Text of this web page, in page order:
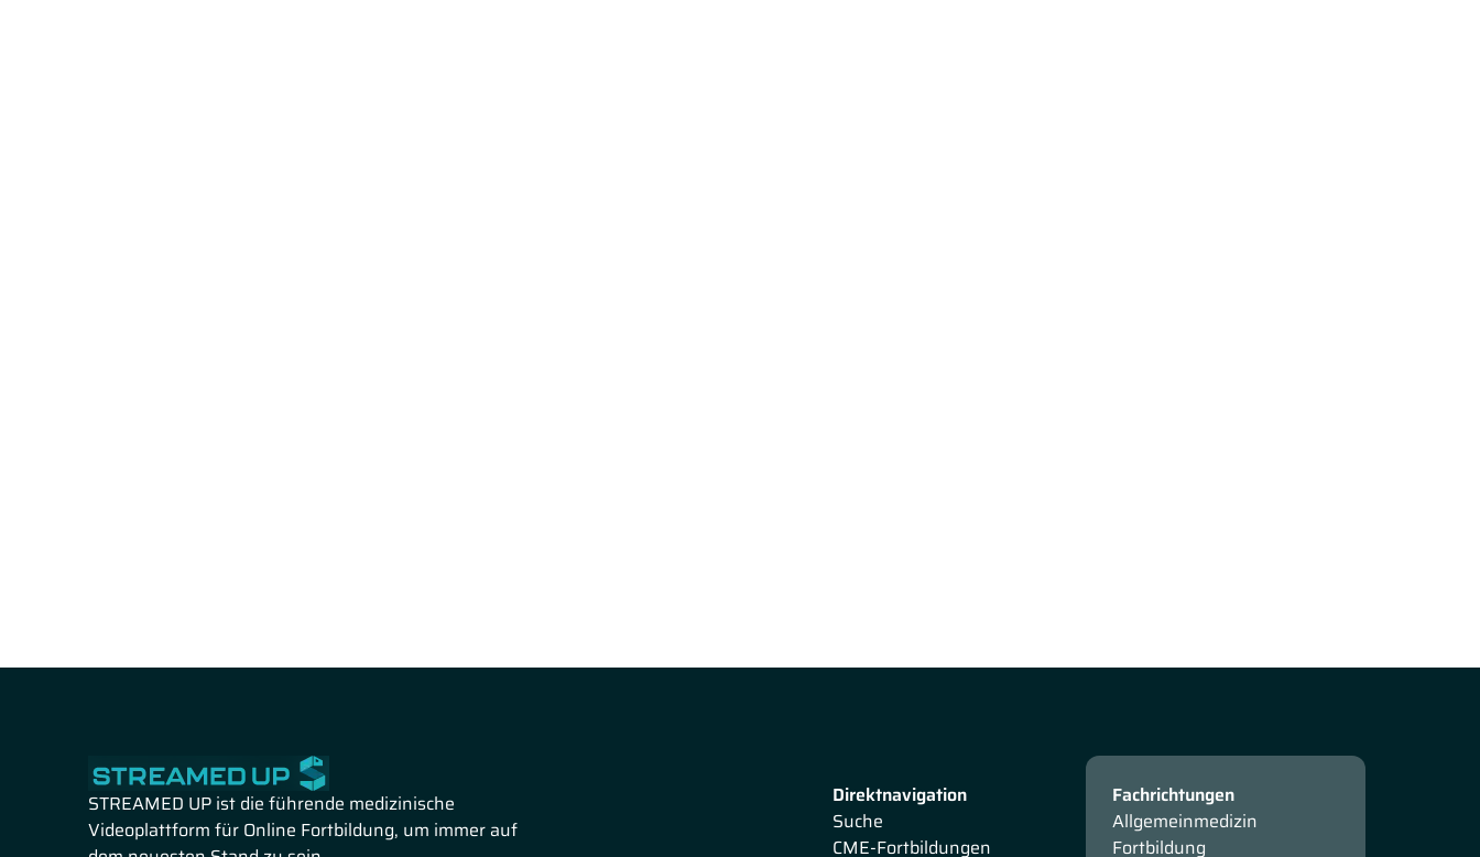
STREAMED UP ist die führende medizinische
Videoplattform für Online Fortbildung, um immer auf
Direktnavigation
Suche
CME-Fortbildungen
Fachrichtungen
Allgemeinmedizin
Fortbildung